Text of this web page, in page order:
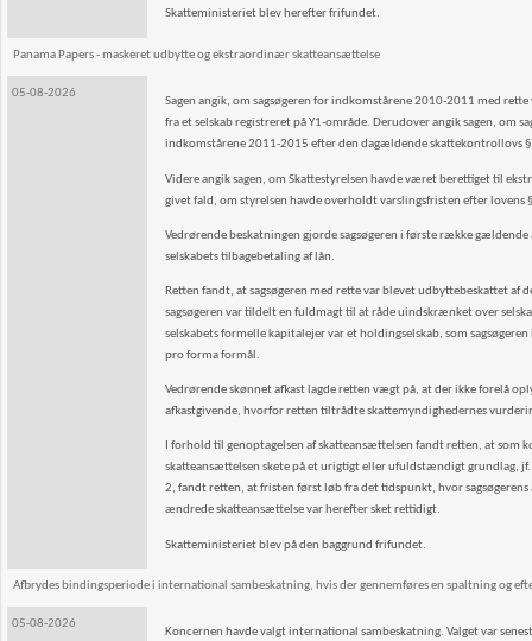
Skatteministeriet blev herefter frifundet.
Panama Papers - maskeret udbytte og ekstraordinær skatteansættelse
05-08-2026
Sagen angik, om sagsøgeren for indkomstårene 2010-2011 med
fra et selskab registreret på Y1-område. Derudover angik sagen, om
indkomstårene 2011-2015 efter den dagældende skattekontrollovs §
Videre angik sagen, om Skattestyrelsen havde været berettiget til
givet fald, om styrelsen havde overholdt varslingsfristen efter
Vedrørende beskatningen gjorde sagsøgeren i første række
selskabets tilbagebetaling af lån.
Retten fandt, at sagsøgeren med rette var blevet udbyttebeskattet
sagsøgeren var tildelt en fuldmagt til at råde uindskrænket over
selskabets formelle kapitalejer var et holdingselskab, som
pro forma formål.
Vedrørende skønnet afkast lagde retten vægt på, at der ikke forelå
afkastgivende, hvorfor retten tiltrådte skattemyndighedernes
I forhold til genoptagelsen af skatteansættelsen fandt retten, at som
skatteansættelsen skete på et urigtigt eller ufuldstændigt grundlag,
2, fandt retten, at fristen først løb fra det tidspunkt, hvor
ændrede skatteansættelse var herefter sket rettidigt.
Skatteministeriet blev på den baggrund frifundet.
Afbrydes bindingsperiode i international sambeskatning, hvis der gennemføres en spaltning og
05-08-2026
Koncernen havde valgt international sambeskatning. Valget var